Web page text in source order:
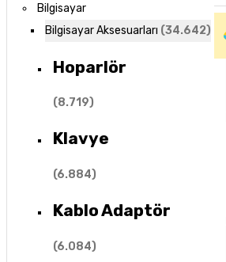
Bilgisayar
Bilgisayar Aksesuarları (34.642)
Hoparlör
(8.719)
Klavye
(6.884)
Kablo Adaptör
(6.084)